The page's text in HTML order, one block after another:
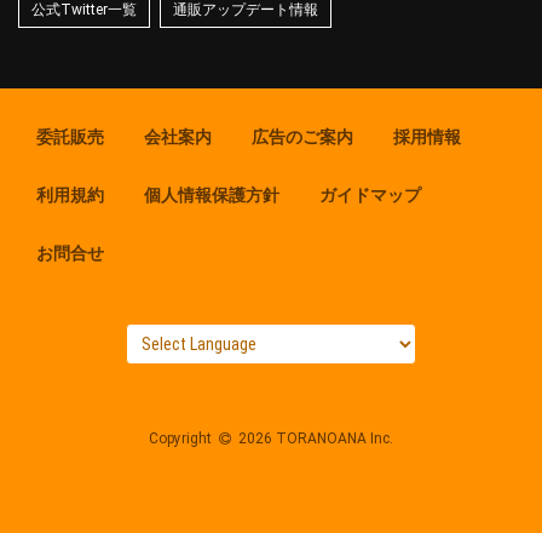
公式Twitter一覧 通販アップデート情報
委託販売 会社案内 広告のご案内 採用情報
利用規約 個人情報保護方針 ガイドマップ
お問合せ
Copyright 2026 TORANOANA Inc.